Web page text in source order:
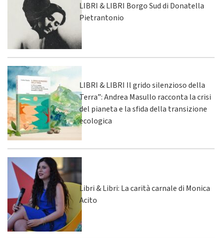
LIBRI & LIBRI Borgo Sud di Donatella
Pietrantonio
LIBRI & LIBRI Il grido silenzioso della
Terra”: Andrea Masullo racconta la crisi
del pianeta e la sfida della transizione
ecologica
Libri & Libri: La carità carnale di Monica
Acito